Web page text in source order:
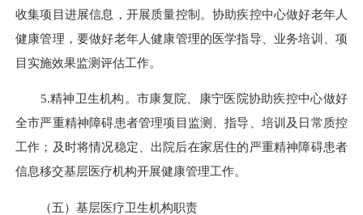
收集项目进展信息，开展质量控制。协助疾控中心做好老年人
健康管理，要做好老年人健康管理的医学指导、业务培训、项
目实施效果监测评估工作。
5.精神卫生机构。市康复院、康宁医院协助疾控中心做好
全市严重精神障碍患者管理项目监测、指导、培训及日常质控
工作；及时将情况稳定、出院后在家居住的严重精神障碍患者
信息移交基层医疗机构开展健康管理工作。
（五）基层医疗卫生机构职责